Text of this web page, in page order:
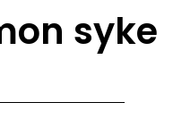
syke